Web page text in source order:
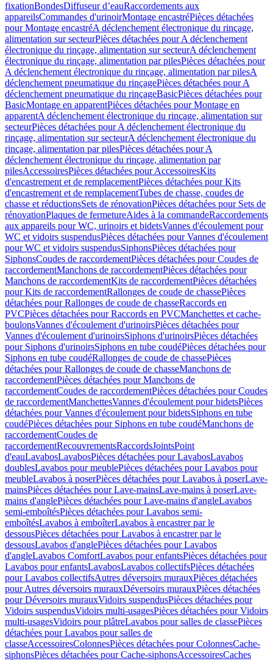
fixationBondesDiffuseur d’eauRaccordements aux
appareilsCommandes d'urinoirMontage encastréPièces détachées
pour Montage encastréA déclenchement électronique du rinçage,
alimentation sur secteurPièces détachées pour A déclenchement
électronique du rinçage, alimentation sur secteurA déclenchement
électronique du rinçage, alimentation par pilesPièces détachées pour
A déclenchement électronique du rinçage, alimentation par pilesA
déclenchement pneumatique du rinçagePièces détachées pour A
déclenchement pneumatique du rinçageBasicPièces détachées pour
BasicMontage en apparentPièces détachées pour Montage en
apparentA déclenchement électronique du rinçage, alimentation sur
secteurPièces détachées pour A déclenchement électronique du
rinçage, alimentation sur secteurA déclenchement électronique du
rinçage, alimentation par pilesPièces détachées pour A
déclenchement électronique du rinçage, alimentation par
pilesAccessoiresPièces détachées pour AccessoiresKits
d'encastrement et de remplacementPièces détachées pour Kits
d'encastrement et de remplacementTubes de chasse, coudes de
chasse et réductionsSets de rénovationPièces détachées pour Sets de
rénovationPlaques de fermetureAides à la commandeRaccordements
aux appareils pour WC, urinoirs et bidetsVannes d'écoulement pour
WC et vidoirs suspendusPièces détachées pour Vannes d'écoulement
pour WC et vidoirs suspendusSiphonsPièces détachées pour
SiphonsCoudes de raccordementPièces détachées pour Coudes de
raccordementManchons de raccordementPièces détachées pour
Manchons de raccordementKits de raccordementPièces détachées
pour Kits de raccordementRallonges de coude de chassePièces
détachées pour Rallonges de coude de chasseRaccords en
PVCPièces détachées pour Raccords en PVCManchettes et cache-
boulonsVannes d'écoulement d'urinoirsPièces détachées pour
Vannes d'écoulement d'urinoirsSiphons d'urinoirsPièces détachées
pour Siphons d'urinoirsSiphons en tube coudéPièces détachées pour
Siphons en tube coudéRallonges de coude de chassePièces
détachées pour Rallonges de coude de chasseManchons de
raccordementPièces détachées pour Manchons de
raccordementCoudes de raccordementPièces détachées pour Coudes
de raccordementManchettesVannes d'écoulement pour bidetsPièces
détachées pour Vannes d'écoulement pour bidetsSiphons en tube
coudéPièces détachées pour Siphons en tube coudéManchons de
raccordementCoudes de
raccordementRecouvrementsRaccordsJointsPoint
d'eauLavabosLavabosPièces détachées pour LavabosLavabos
doublesLavabos pour meublePièces détachées pour Lavabos pour
meubleLavabos à poserPièces détachées pour Lavabos à poserLave-
mainsPièces détachées pour Lave-mainsLave-mains à poserLave-
mains d'anglePièces détachées pour Lave-mains d'angleLavabos
semi-emboîtésPièces détachées pour Lavabos semi-
emboîtésLavabos à emboîterLavabos à encastrer par le
dessousPièces détachées pour Lavabos à encastrer par le
dessousLavabos d'anglePièces détachées pour Lavabos
d'angleLavabos ComfortLavabos pour enfantsPièces détachées pour
Lavabos pour enfantsLavabosLavabos collectifsPièces détachées
pour Lavabos collectifsAutres déversoirs murauxPièces détachées
pour Autres déversoirs murauxDéversoirs murauxPièces détachées
pour Déversoirs murauxVidoirs suspendusPièces détachées pour
Vidoirs suspendusVidoirs multi-usagesPièces détachées pour Vidoirs
multi-usagesVidoirs pour plâtreLavabos pour salles de classePièces
détachées pour Lavabos pour salles de
classeAccessoiresColonnesPièces détachées pour ColonnesCache-
siphonsPièces détachées pour Cache-siphonsAccessoiresCaches